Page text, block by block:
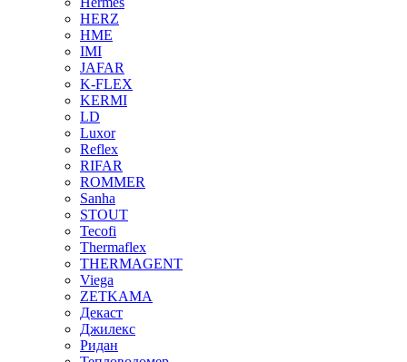
HERZ
HME
IMI
JAFAR
K-FLEX
KERMI
LD
Luxor
Reflex
RIFAR
ROMMER
Sanha
STOUT
Tecofi
Thermaflex
THERMAGENT
Viega
ZETKAMA
Декаст
Джилекс
Ридан